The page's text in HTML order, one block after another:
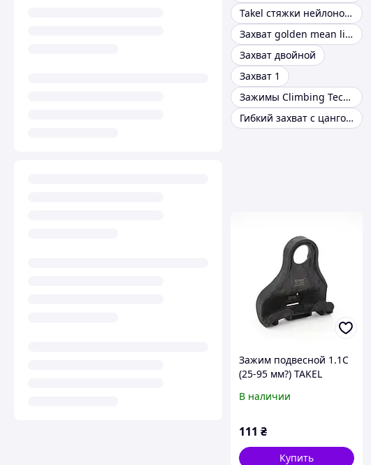
Takel стяжки нейлоновые
Захват golden mean light grip black
Захват двойной
Захват 1
Зажимы Climbing Technology
Гибкий захват с цанговым механизмом
Зажим подвесной 1.1C
(25-95 мм?) TAKEL
В наличии
111 ₴
Купить